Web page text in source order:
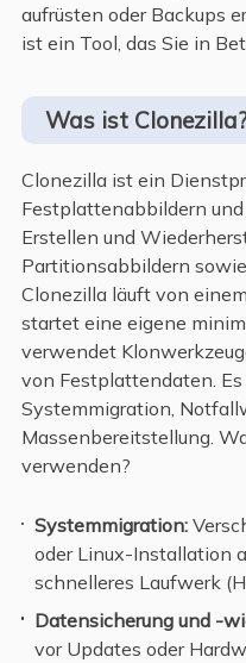
aufrüsten oder Backups
ist ein Tool, das Sie in
Was ist
Clonezilla ist ein
Festplattenabbildern
Erstellen und
Partitionsabbildern
Clonezilla läuft von
startet eine eigene
verwendet
von Festplattendaten.
Systemmigration,
Massenbereitstellung.
verwenden?
Systemmigration:
oder Linux-Installation
schnelleres Laufwerk
Datensicherung und -
vor Updates oder